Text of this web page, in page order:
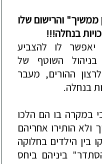
ממשיך" והרישום שלו
בנחלה!!!
יאפשר לו להצביע
השוטף של
ההורים, מעבר
בנחלה.
במקרה בו הם הלכו
ולא הותירו אחריהם
בין הילדים בחלוקה
ביניהם ביחס